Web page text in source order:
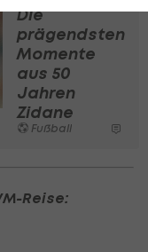
Die
prägendsten
Momente
aus 50
Jahren
Zidane
Fußball
Reise: